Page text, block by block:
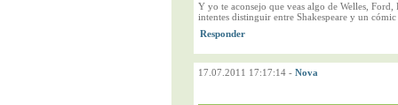
Y yo te aconsejo que veas algo de Welles,
intentes distinguir entre Shakespeare y un
17.07.2011 17:17:14 - Nova